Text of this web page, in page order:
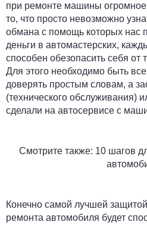
при ремонте машины
то, что просто невозможно
обмана с помощь которых нас
деньги в автомастерских,
способен обезопасить себя от
Для этого необходимо быть
доверять простым словам, а
(технического обслуживания)
сделали на автосервисе с
Смотрите также: 10 шагов
Конечно самой лучшей
ремонта автомобиля будет